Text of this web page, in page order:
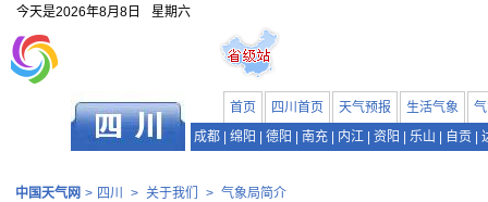
今天是2026年8月8日 星期六
首页 四川首页 天气预报 生活气象
成都
绵阳 德阳 南充 内江 资阳 乐山 自贡
中国天气网 > 四川 > 关于我们 > 气象局简介